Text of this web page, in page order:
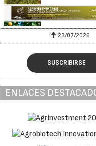
23/07/2026
SUSCRIBIRSE
ENLACES